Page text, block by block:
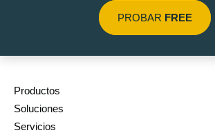
PROBAR FREE
Productos
Soluciones
Servicios